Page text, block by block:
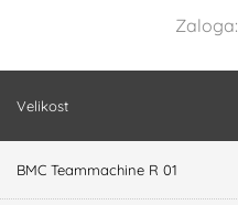
Zaloga:
Velikost
BMC Teammachine R 01